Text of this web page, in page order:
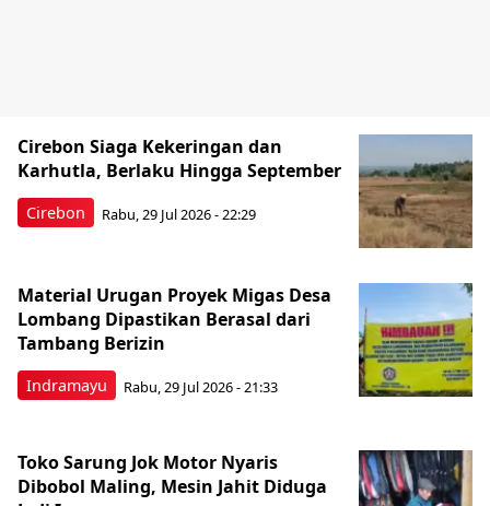
Cirebon
Cirebon Siaga Kekeringan dan
Karhutla, Berlaku Hingga September
Rabu, 29 Jul 2026 - 22:29
Indramayu
Material Urugan Proyek Migas Desa
Lombang Dipastikan Berasal dari
Tambang Berizin
Rabu, 29 Jul 2026 - 21:33
Toko Sarung Jok Motor Nyaris
Dibobol Maling, Mesin Jahit Diduga